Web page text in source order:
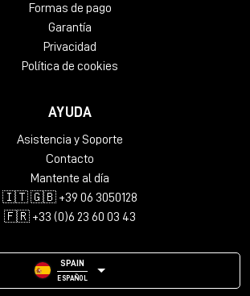
Formas de pago
Garantía
Privacidad
Política de cookies
AYUDA
Asistencia y Soporte
Contacto
Mantente al día
🇮🇹 🇬🇧 +39 06 3050128
🇫🇷 +33 (0)6 23 60 03 43
SPAIN
ESPAÑOL